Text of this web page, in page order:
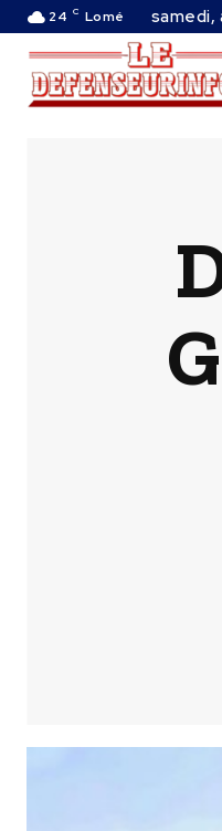
24 C Lomé samedi,